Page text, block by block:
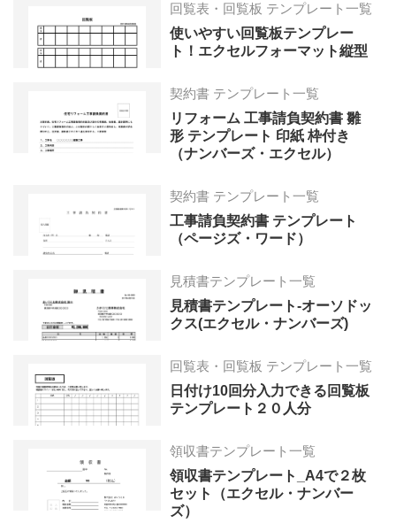
回覧表・回覧板 テンプレート一覧
使いやすい回覧板テンプレー
ト！エクセルフォーマット縦型
契約書 テンプレート一覧
リフォーム 工事請負契約書 雛
形 テンプレート 印紙 枠付き
（ナンバーズ・エクセル）
契約書 テンプレート一覧
工事請負契約書 テンプレート
（ページズ・ワード）
見積書テンプレート一覧
見積書テンプレート-オーソドッ
クス(エクセル・ナンバーズ)
回覧表・回覧板 テンプレート一覧
日付け10回分入力できる回覧板
テンプレート２０人分
領収書テンプレート一覧
領収書テンプレート_A4で２枚
セット（エクセル・ナンバー
ズ）